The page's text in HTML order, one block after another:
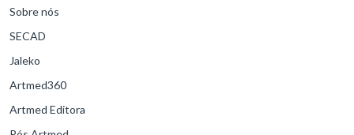
Sobre nós
SECAD
Jaleko
Artmed360
Artmed Editora